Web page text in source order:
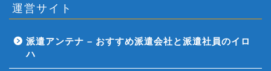
運営サイト
派遣アンテナ – おすすめ派遣会社と派遣社員のイロ
ハ